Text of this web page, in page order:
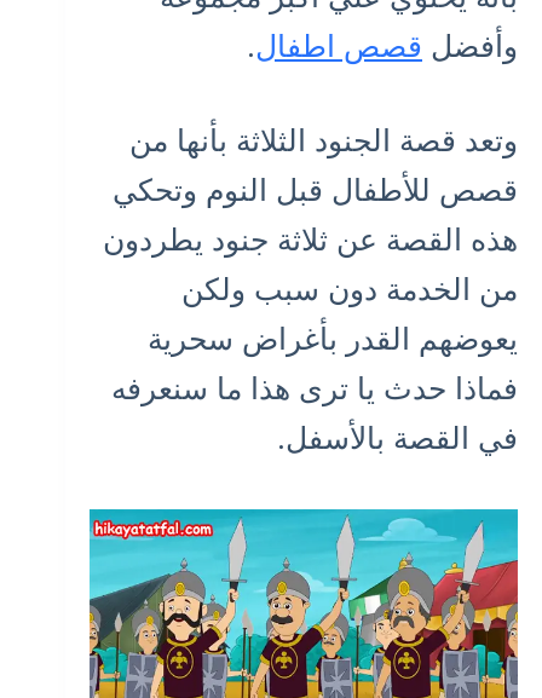
وأفضل قصص اطفال.
وتعد قصة الجنود الثلاثة بأنها من
قصص للأطفال قبل النوم وتحكي
هذه القصة عن ثلاثة جنود يطردون
من الخدمة دون سبب ولكن
يعوضهم القدر بأغراض سحرية
فماذا حدث يا ترى هذا ما سنعرفه
في القصة بالأسفل.